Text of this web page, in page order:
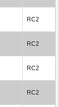
RC2
RC2
RC2
RC2